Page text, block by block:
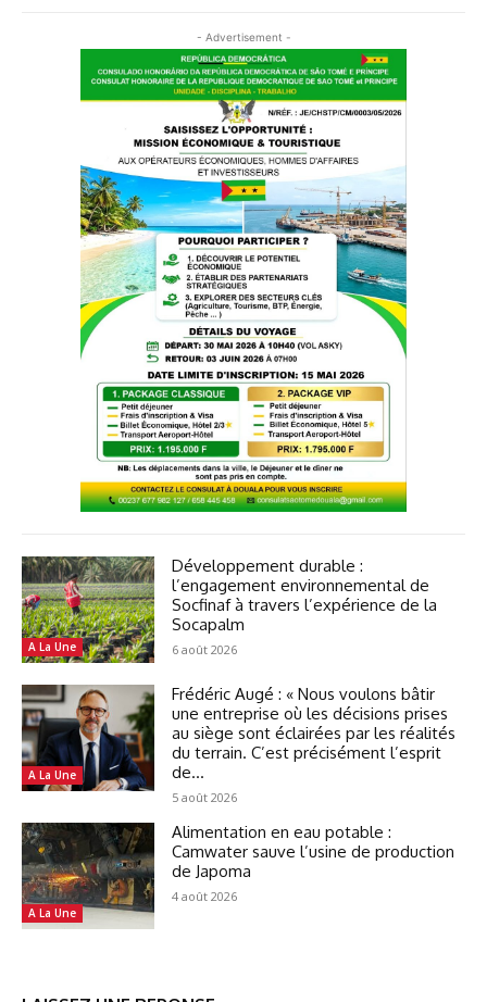
- Advertisement -
A La Une
Développement durable :
l’engagement environnemental de
Socfinaf à travers l’expérience de la
Socapalm
6 août 2026
A La Une
Frédéric Augé : « Nous voulons bâtir
une entreprise où les décisions prises
au siège sont éclairées par les réalités
du terrain. C’est précisément l’esprit
de...
5 août 2026
A La Une
Alimentation en eau potable :
Camwater sauve l’usine de production
de Japoma
4 août 2026